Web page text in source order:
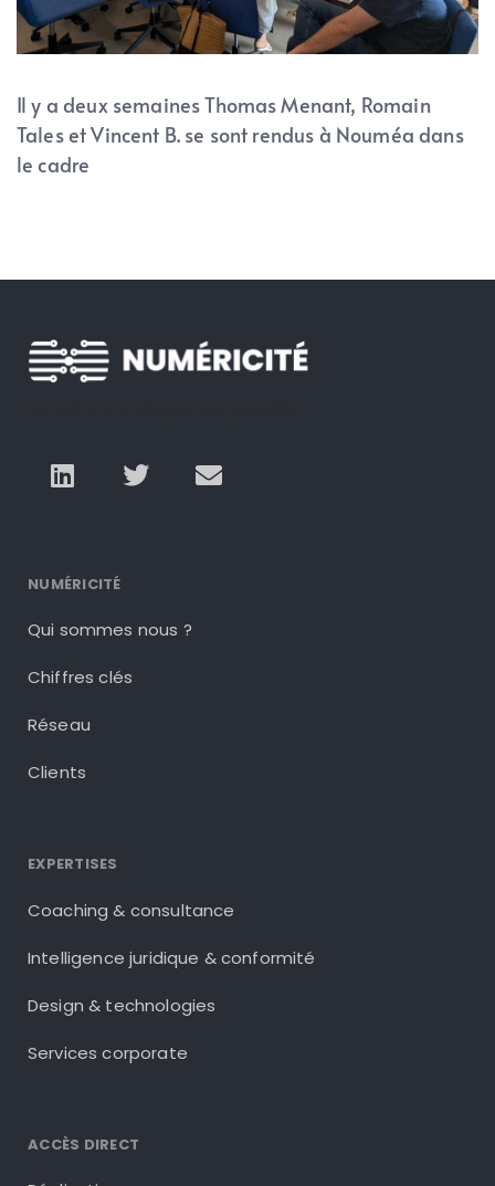
Il y a deux semaines Thomas Menant, Romain
Tales et Vincent B. se sont rendus à Nouméa dans
le cadre
NUMÉRICITÉ
Qui sommes nous ?
Chiffres clés
Réseau
Clients
EXPERTISES
Coaching & consultance
Intelligence juridique & conformité
Design & technologies
Services corporate
ACCÈS DIRECT